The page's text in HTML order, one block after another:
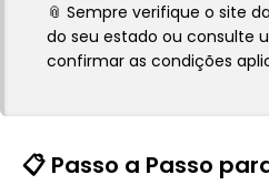
📎 Sempre verifique o site
do seu estado ou consulte
confirmar as condições
📋 Passo a Passo